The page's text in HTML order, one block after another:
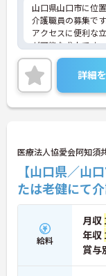
山口県山口市に位
介護職員の募集で
アクセスに便利な
が可能な求人です。
賞与は計4.0ヶ月分
んと評価される環
程度です。ワーク
務いただけます。
ご興味のある方に
詳細
医療法人協愛会阿知須
【山口県／山
たは老健にて
給料
月収
年収
賞与